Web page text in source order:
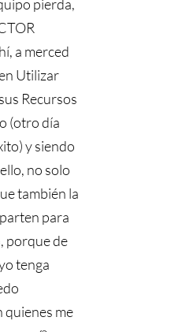
pierda,
a merced
Utilizar
Recursos
(otro día
y siendo
no solo
también la
para
porque de
tenga
quienes me